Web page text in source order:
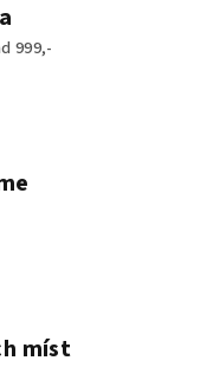
999,-
míst